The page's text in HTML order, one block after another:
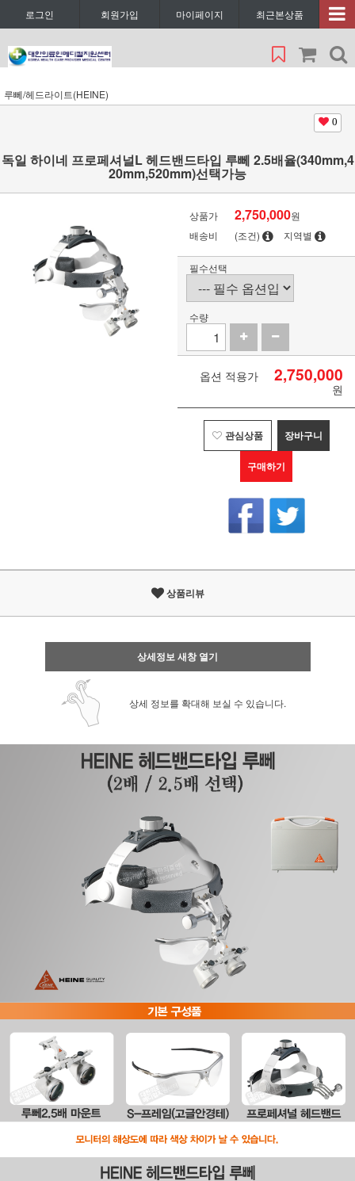
로그인 회원가입 마이페이지 최근본상품
루뻬/헤드라이트(HEINE)
0
독일 하이네 프로페셔널L 헤드밴드타입 루뻬 2.5배율(340mm,4
20mm,520mm)선택가능
상품가 2,750,000원
배송비
(조건) 지역별
필수선택
수량
옵션 적용가 2,750,000
원
관심상품 장바구니
구매하기
상품리뷰
상세정보 새창 열기
상세 정보를 확대해 보실 수 있습니다.